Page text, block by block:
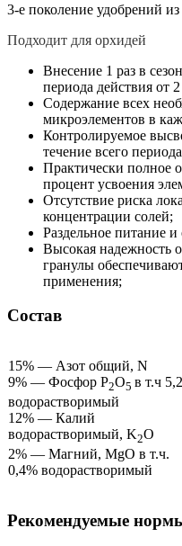
3-е поколение удобрений
Подходит для орхидей
Внесение 1 раз в
периода действия от
Содержание всех
микроэлементов в
Контролируемое
течение всего
Практически полное
процент усвоения
Отсутствие риска
концентрации солей;
Раздельное питание
Высокая надежность
гранулы
применения;
Состав
15% — Азот общий, N
9% — Фосфор P2O5 в т.ч
водорастворимый
12% — Калий
водорастворимый, K2O
2% — Магний, MgO в т.ч.
0,4% водорастворимый
Рекомендуемые